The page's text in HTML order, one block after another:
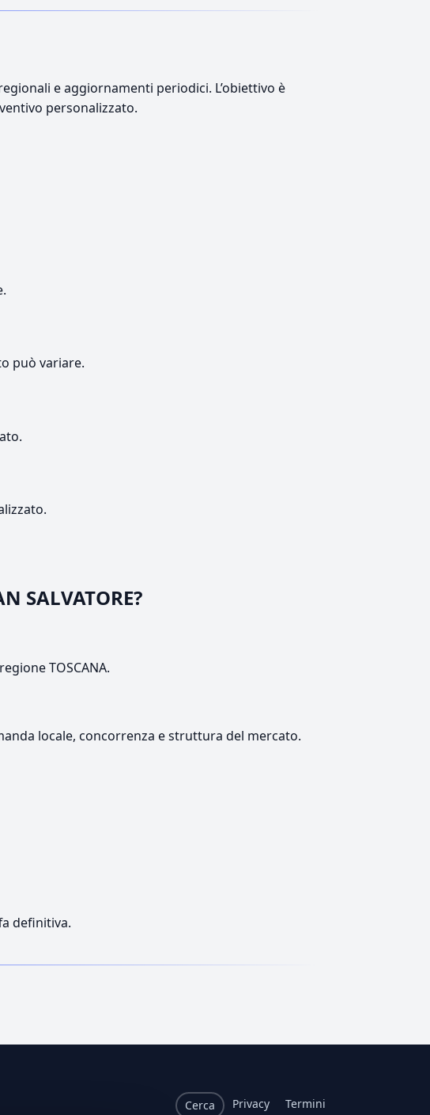
e aggiornamenti periodici. L’obiettivo è
personalizzato.
può variare.
SALVATORE?
TOSCANA.
locale, concorrenza e struttura del mercato.
definitiva.
Cerca Privacy Termini